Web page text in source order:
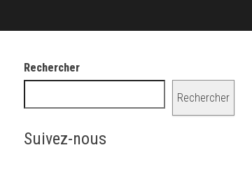
Rechercher
Rechercher
Suivez-nous